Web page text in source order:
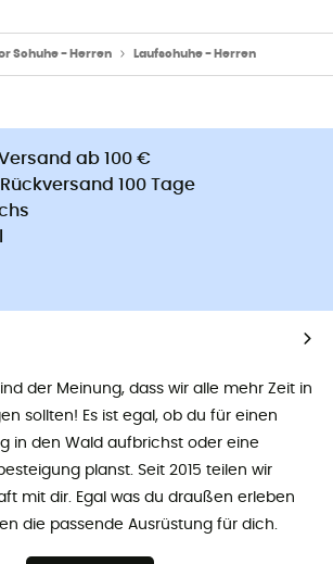
Schuhe - Herren Laufschuhe - Herren
ab 100 €
100 Tage
der Meinung, dass wir alle mehr Zeit in
sollten! Es ist egal, ob du für einen
in den Wald aufbrichst oder eine
planst. Seit 2015 teilen wir
mit dir. Egal was du draußen erleben
die passende Ausrüstung für dich.